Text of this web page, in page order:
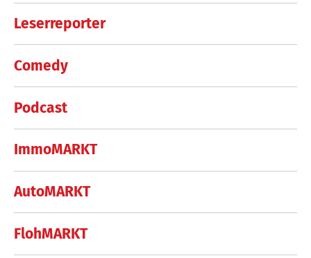
Leserreporter
Comedy
Podcast
ImmoMARKT
AutoMARKT
FlohMARKT